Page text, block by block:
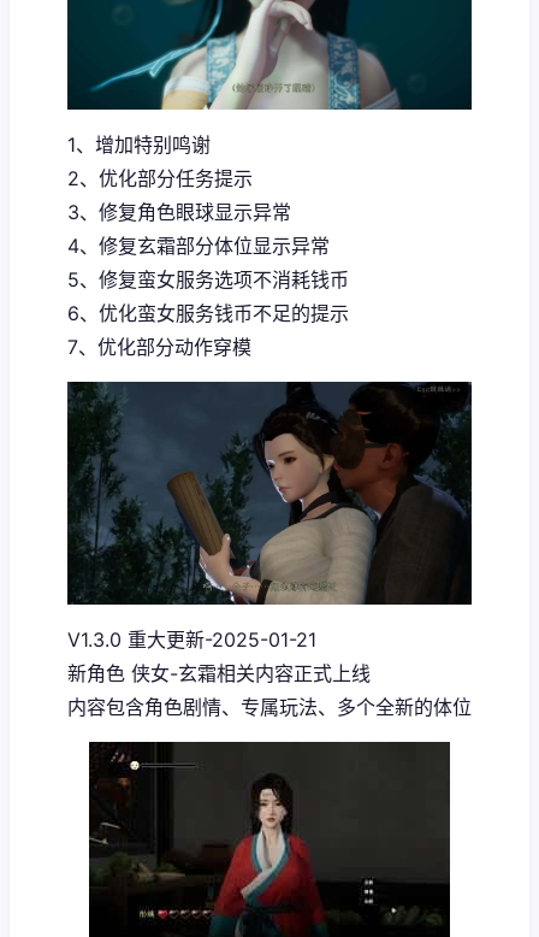
1、增加特别鸣谢
2、优化部分任务提示
3、修复角色眼球显示异常
4、修复玄霜部分体位显示异常
5、修复蛮女服务选项不消耗钱币
6、优化蛮女服务钱币不足的提示
7、优化部分动作穿模
V1.3.0 重大更新-2025-01-21
新角色 侠女-玄霜相关内容正式上线
内容包含角色剧情、专属玩法、多个全新的体位